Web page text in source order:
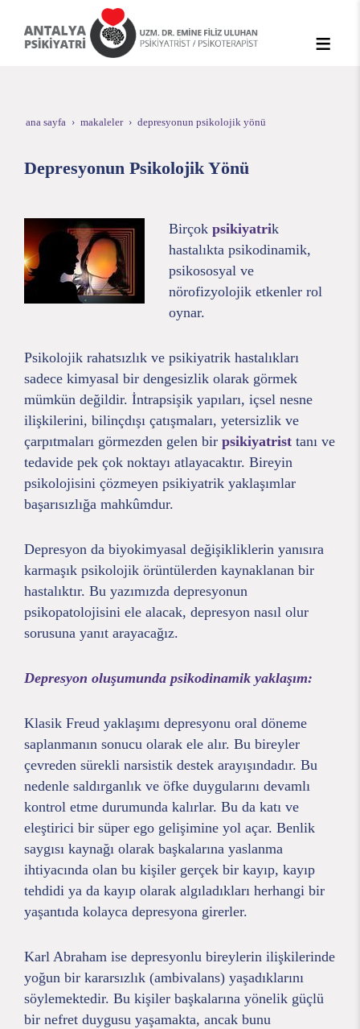
ana sayfa makaleler depresyonun psikolojik yönü
Depresyonun Psikolojik Yönü
Birçok psikiyatrik
hastalıkta psikodinamik,
psikososyal ve
nörofizyolojik etkenler rol
oynar.
Psikolojik rahatsızlık ve psikiyatrik hastalıkları
sadece kimyasal bir dengesizlik olarak görmek
mümkün değildir. İntrapsişik yapıları, içsel nesne
ilişkilerini, bilinçdışı çatışmaları, yetersizlik ve
çarpıtmaları görmezden gelen bir psikiyatrist tanı ve
tedavide pek çok noktayı atlayacaktır. Bireyin
psikolojisini çözmeyen psikiyatrik yaklaşımlar
başarısızlığa mahkûmdur.
Depresyon da biyokimyasal değişikliklerin yanısıra
karmaşık psikolojik örüntülerden kaynaklanan bir
hastalıktır. Bu yazımızda depresyonun
psikopatolojisini ele alacak, depresyon nasıl olur
sorusuna yanıt arayacağız.
Depresyon oluşumunda psikodinamik yaklaşım:
Klasik Freud yaklaşımı depresyonu oral döneme
saplanmanın sonucu olarak ele alır. Bu bireyler
çevreden sürekli narsistik destek arayışındadır. Bu
nedenle saldırganlık ve öfke duygularını devamlı
kontrol etme durumunda kalırlar. Bu da katı ve
eleştirici bir süper ego gelişimine yol açar. Benlik
saygısı kaynağı olarak başkalarına yaslanma
ihtiyacında olan bu kişiler gerçek bir kayıp, kayıp
tehdidi ya da kayıp olarak algıladıkları herhangi bir
yaşantıda kolayca depresyona girerler.
Karl Abraham ise depresyonlu bireylerin ilişkilerinde
yoğun bir kararsızlık (ambivalans) yaşadıklarını
söylemektedir. Bu kişiler başkalarına yönelik güçlü
bir nefret duygusu yaşamakta, ancak bunu